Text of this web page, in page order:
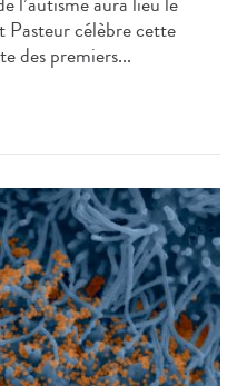
célèbre cette
des premiers...